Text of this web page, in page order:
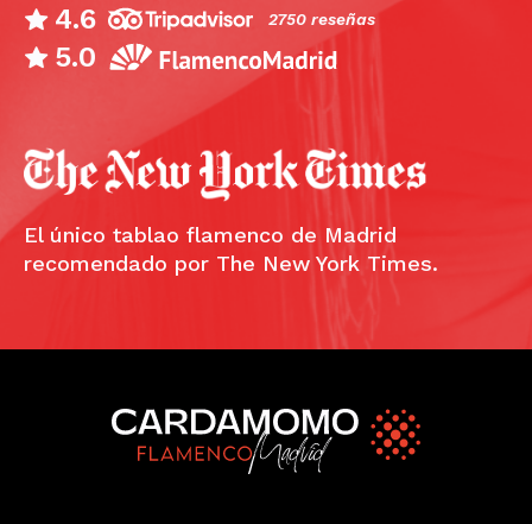
4.6 2750 reseñas
5.0
El único tablao flamenco de Madrid
recomendado por The New York Times.